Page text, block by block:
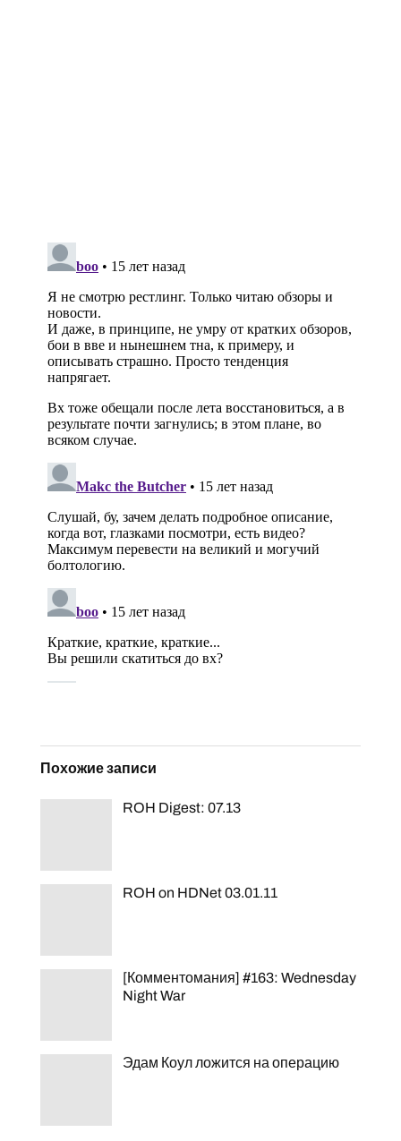
Похожие записи
ROH Digest: 07.13
ROH on HDNet 03.01.11
[Комментомания] #163: Wednesday
Night War
Эдам Коул ложится на операцию